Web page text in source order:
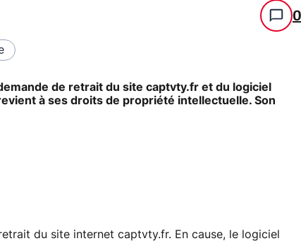
0
de retrait du site captvty.fr et du logiciel
à ses droits de propriété intellectuelle. Son
du site internet captvty.fr. En cause, le logiciel